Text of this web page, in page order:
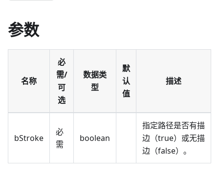
参数
名称
必
需/
可
选
数据类
型
默
认
值
描述
bStroke
必
需
boolean
指定路径是否有描
边（true）或无描
边（false）。